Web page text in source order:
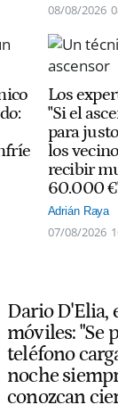
08/08/2026
Los
"Si el
para
los
recibir
60.000
Adrián Raya
07/08/2026
Dario D'Elia,
móviles: "Se
teléfono
noche
conozcan